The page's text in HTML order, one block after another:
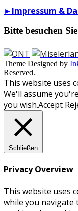
►Impressum &
Bitte besuchen
Theme Designed by
Reserved.
This website uses
We'll assume
you wish.Accept
Schließen
Privacy Overview
This website uses
while you navigate